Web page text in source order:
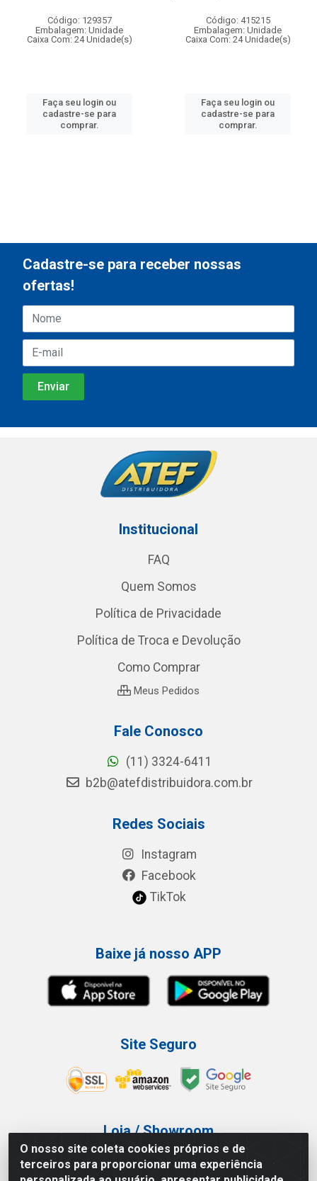
Código: 129357
Embalagem: Unidade
Caixa Com: 24 Unidade(s)
Faça seu login ou
cadastre-se para
comprar.
Código: 415215
Embalagem: Unidade
Caixa Com: 24 Unidade(s)
Faça seu login ou
cadastre-se para
comprar.
O nosso site coleta cookies próprios e de
terceiros para proporcionar uma experiência
Cadastre-se para receber nossas
ofertas!
Institucional
FAQ
Quem Somos
Política de Privacidade
Política de Troca e Devolução
Como Comprar
Meus Pedidos
Fale Conosco
(11) 3324-6411
b2b@atefdistribuidora.com.br
Redes Sociais
Instagram
Facebook
TikTok
Baixe já nosso APP
Site Seguro
Loja / Showroom
Tel.: (11) 3227-0546
Av Vautier, 587/597 - Pari - São Paulo/SP